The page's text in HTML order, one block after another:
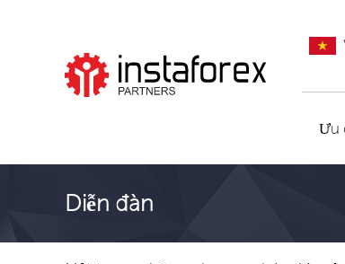
Ưu
Diễn đàn